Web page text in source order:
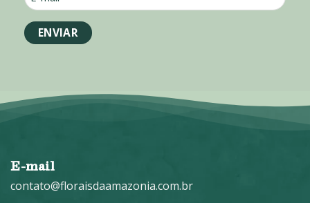
mail
*
E-mail
contato@floraisdaamazonia.com.br